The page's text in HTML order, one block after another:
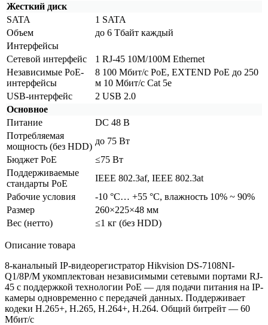
Жесткий диск
SATA
1 SATA
Объем
до 6 Тбайт каждый
Интерфейсы
Сетевой интерфейс
1 RJ-45 10M/100M Ethernet
Независимые PoE-
интерфейсы
8 100 Мбит/с PoE, EXTEND PoE до 250
м 10 Мбит/с Cat 5e
USB-интерфейс
2 USB 2.0
Основное
Питание
DC 48 В
Потребляемая
мощность (без HDD)
до 75 Вт
Бюджет PoE
≤75 Вт
Поддерживаемые
стандарты PoE
IEEE 802.3af, IEEE 802.3at
Рабочие условия
-10 °C… +55 °C, влажность 10% ~ 90%
Размер
260×225×48 мм
Вес (нетто) ≤1 кг (без HDD)
Описание товара
8-канальный IP-видеорегистратор Hikvision DS-7108NI-
Q1/8P/M укомплектован независимыми сетевыми портами RJ-
45 с поддержкой технологии PoE — для подачи питания на IP-
камеры одновременно с передачей данных. Поддерживает
кодеки H.265+, H.265, H.264+, H.264. Общий битрейт — 60
Мбит/с